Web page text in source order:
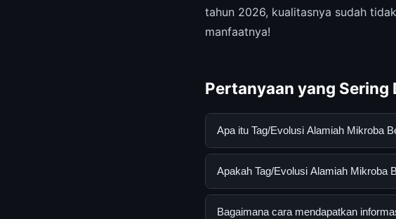
tahun 2026, kualitasnya sudah
manfaatnya!
Pertanyaan yang Sering
Apa itu Tag/Evolusi Alamiah Mikroba
Tag/Evolusi Alamiah Mikroba Belajar
mengunjungi situs resmi dan
Apakah Tag/Evolusi Alamiah Mikroba
Ya, Tag/Evolusi Alamiah Mikroba
Bagaimana cara mendapatkan